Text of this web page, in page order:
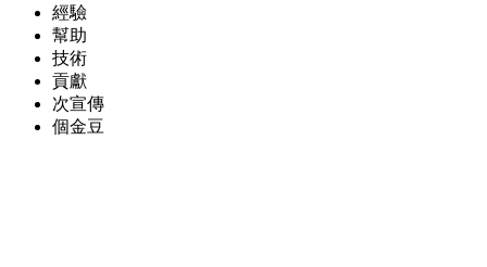
經驗
幫助
技術
貢獻
次宣傳
個金豆